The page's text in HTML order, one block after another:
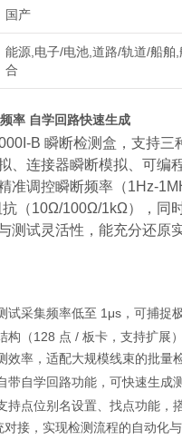
国产
能源,电子/电池,道路/轨道/船舶
合
率 自学回路快速生成
B 瞬断检测盒，支持三
、连接器瞬断模拟、可编
准调控瞬断频率（1Hz-
抗（10Ω/100Ω/1kΩ），同
测试灵活性，能充分还原
试采集频率低至 1μs，可捕捉
构（128 点 / 板卡，支持扩展
效率，适配大规模线束的批量
带自学回路功能，可快速生成
持点位别名设置、找点功能，
接，实现检测流程的自动化与